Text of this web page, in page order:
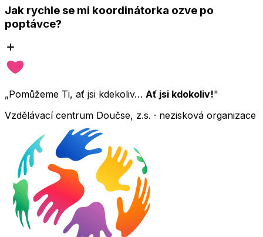
Jak rychle se mi koordinátorka ozve po
poptávce?
„Pomůžeme Ti, ať jsi kdekoliv… Ať jsi kdokoliv!"
Vzdělávací centrum Doučse, z.s. · nezisková organizace